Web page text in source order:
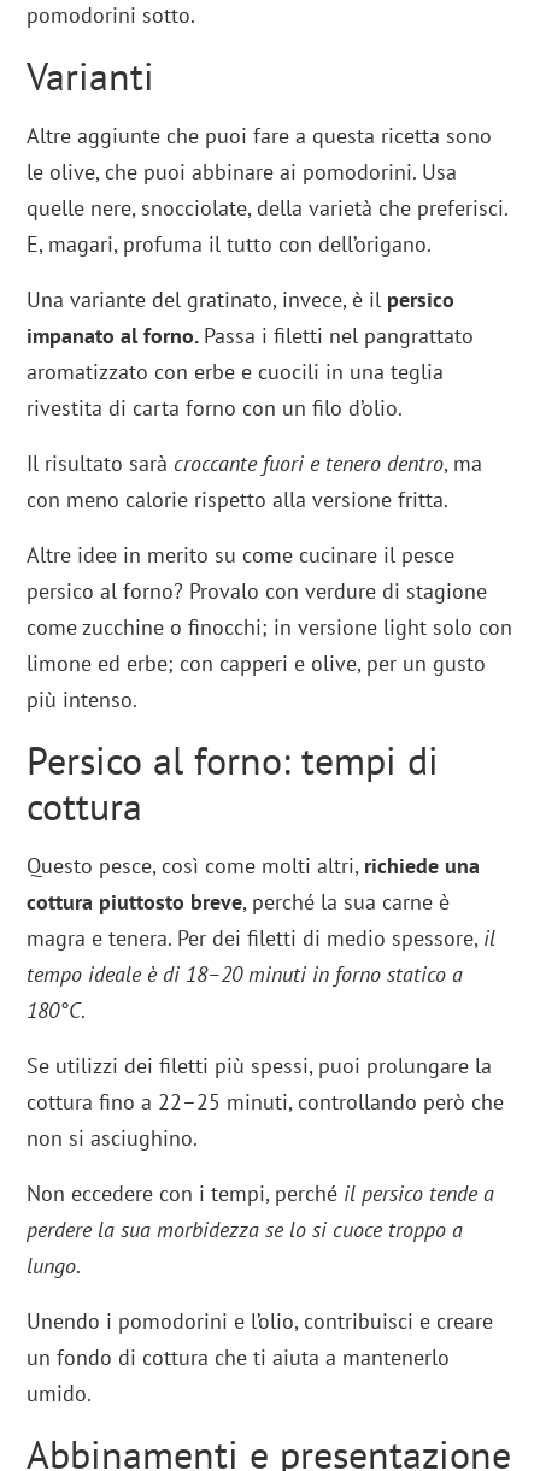
pomodorini sotto.
Varianti
Altre aggiunte che puoi fare a questa ricetta sono
le olive, che puoi abbinare ai pomodorini. Usa
quelle nere, snocciolate, della varietà che preferisci.
E, magari, profuma il tutto con dell’origano.
Una variante del gratinato, invece, è il persico
impanato al forno. Passa i filetti nel pangrattato
aromatizzato con erbe e cuocili in una teglia
rivestita di carta forno con un filo d’olio.
Il risultato sarà croccante fuori e tenero dentro, ma
con meno calorie rispetto alla versione fritta.
Altre idee in merito su come cucinare il pesce
persico al forno? Provalo con verdure di stagione
come zucchine o finocchi; in versione light solo con
limone ed erbe; con capperi e olive, per un gusto
più intenso.
Persico al forno: tempi di
cottura
Questo pesce, così come molti altri, richiede una
cottura piuttosto breve, perché la sua carne è
magra e tenera. Per dei filetti di medio spessore, il
tempo ideale è di 18–20 minuti in forno statico a
180°C.
Se utilizzi dei filetti più spessi, puoi prolungare la
cottura fino a 22–25 minuti, controllando però che
non si asciughino.
Non eccedere con i tempi, perché il persico tende a
perdere la sua morbidezza se lo si cuoce troppo a
lungo.
Unendo i pomodorini e l’olio, contribuisci e creare
un fondo di cottura che ti aiuta a mantenerlo
umido.
Abbinamenti e presentazione